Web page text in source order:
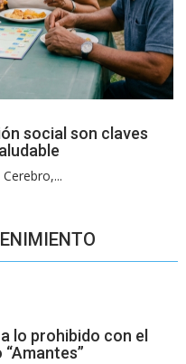
social son claves
lo prohibido con el